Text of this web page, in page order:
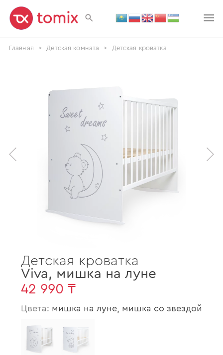
Главная > Детская комната > Детская кроватка
Детская кроватка
Viva, мишка на луне
42 990 ₸
Цвета: мишка на луне, мишка со звездой